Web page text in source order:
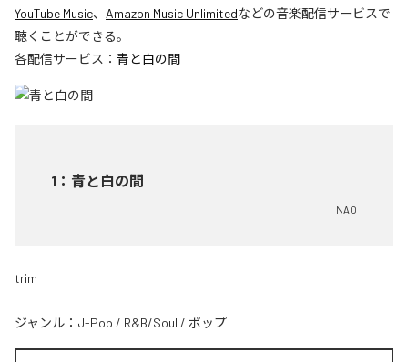
YouTube Music、 Amazon Music Unlimitedなどの音楽配信サービスで
聴くことができる。
各配信サービス： 青と白の間
1 ： 青と白の間
NAO
trim
ジャンル： J-Pop / R&B/Soul / ポップ